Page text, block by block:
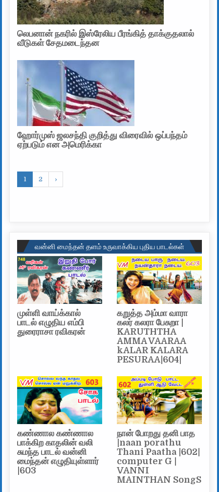
லெபனான் நகரில் இஸ்ரேலிய பீரங்கித் தாக்குதலால்
வீடுகள் சேதமடைந்தன
ஹோர்முஸ் ஜலசந்தி குறித்து விரைவில் ஒப்பந்தம்
ஏற்படும் என அமெரிக்கா
1 2 ›
வன்னி மைந்தன் தளம் உருவாக்கிய புதிய பாடல்கள்
முள்ளி வாய்க்கால்
பாடல் எழுதிய எம்பி
துரைராசா ரவிகரன்
கறுத்த அம்மா வாரா
கலர் கலரா பேசுறா |
KARUTHTHA
AMMA VAARAA
kALAR KALARA
PESURAA|604|
கண்ணால கண்ணால
பாக்கிற காதலின் வலி
சுமந்த பாடல் வன்னி
மைந்தன் எழுதியுள்ளார்
|603
நான் போறது தனி பாத
|naan porathu
Thani Paatha |602|
computer G |
VANNI
MAINTHAN SongS